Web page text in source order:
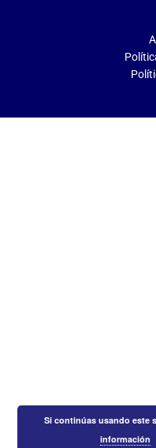
Si continúas usando este
información